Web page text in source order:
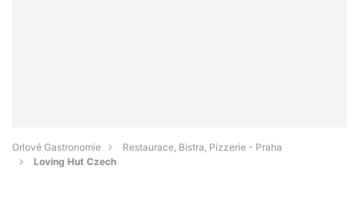
Orlové Gastronomie
Restaurace, Bistra, Pizzerie - Praha
Loving Hut Czech